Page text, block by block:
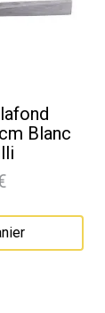
Blanc